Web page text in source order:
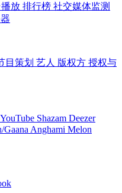
放 排行榜 社交媒体监测
目策划 艺人 版权方 授权与
YouTube Shazam Deezer
Gaana Anghami Melon